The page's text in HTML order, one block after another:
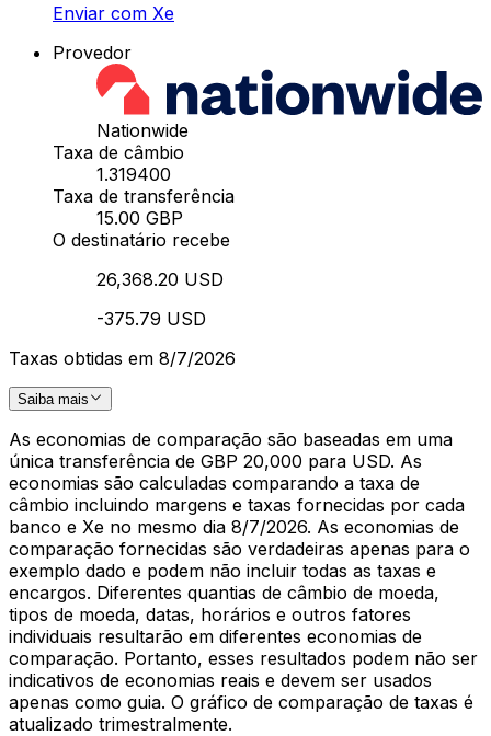
Enviar com Xe
Provedor
Nationwide
Taxa de câmbio
1.319400
Taxa de transferência
15.00 GBP
O destinatário recebe
26,368.20 USD
-375.79 USD
Taxas obtidas em 8/7/2026
Saiba mais
As economias de comparação são baseadas em uma
única transferência de GBP 20,000 para USD. As
economias são calculadas comparando a taxa de
câmbio incluindo margens e taxas fornecidas por cada
banco e Xe no mesmo dia 8/7/2026. As economias de
comparação fornecidas são verdadeiras apenas para o
exemplo dado e podem não incluir todas as taxas e
encargos. Diferentes quantias de câmbio de moeda,
tipos de moeda, datas, horários e outros fatores
individuais resultarão em diferentes economias de
comparação. Portanto, esses resultados podem não ser
indicativos de economias reais e devem ser usados
apenas como guia. O gráfico de comparação de taxas é
atualizado trimestralmente.